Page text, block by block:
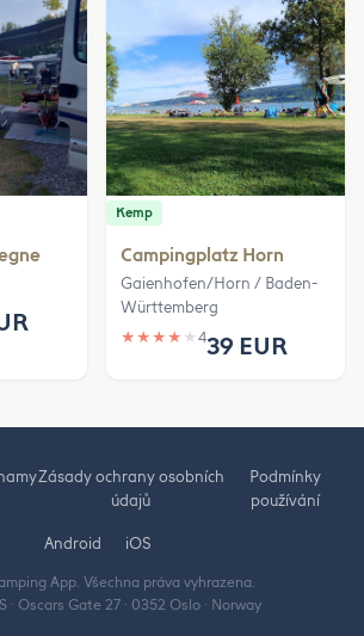
Kemp
Campingplatz Horn
Gaienhofen/Horn / Baden-
Württemberg
★ ★ ★ ★ ★ 439 EUR
Zásady ochrany osobních
údajů
Podmínky
používání
Android iOS
App. Všechna práva vyhrazena.
· Oscars Gate 27 · 0352 Oslo · Norway